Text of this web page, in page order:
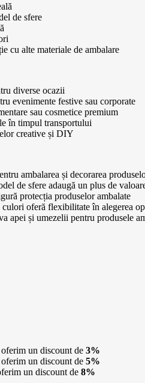
de sfere
cu alte materiale de ambalare
diverse ocazii
evenimente festive sau corporate
sau cosmetice premium
în timpul transportului
creative și DIY
ambalarea și decorarea
de sfere adaugă un plus de
protecția produselor ambalate
oferă flexibilitate în alegerea
apei și umezelii pentru produsele
un discount de 3%
un discount de 5%
un discount de 8%